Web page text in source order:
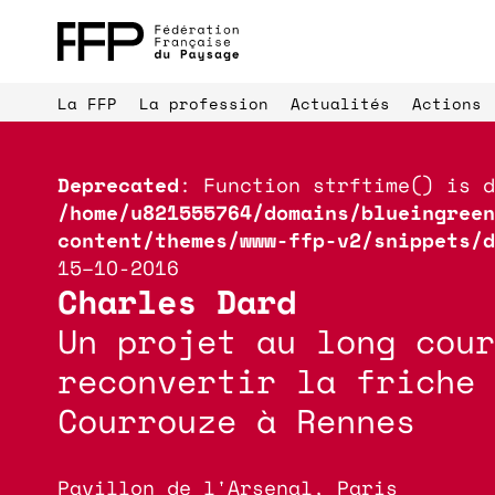
La FFP La profession Actualités Actions
Palmarès du paysage
Deprecated: Function strftime() is
/home/u821555764/domains/
content/themes/www-ffp-v2/snippets/
15–10-2016
Charles Dard
Un projet au long
reconvertir la friche
Courrouze à Rennes
Pavillon de l'Arsenal, Paris